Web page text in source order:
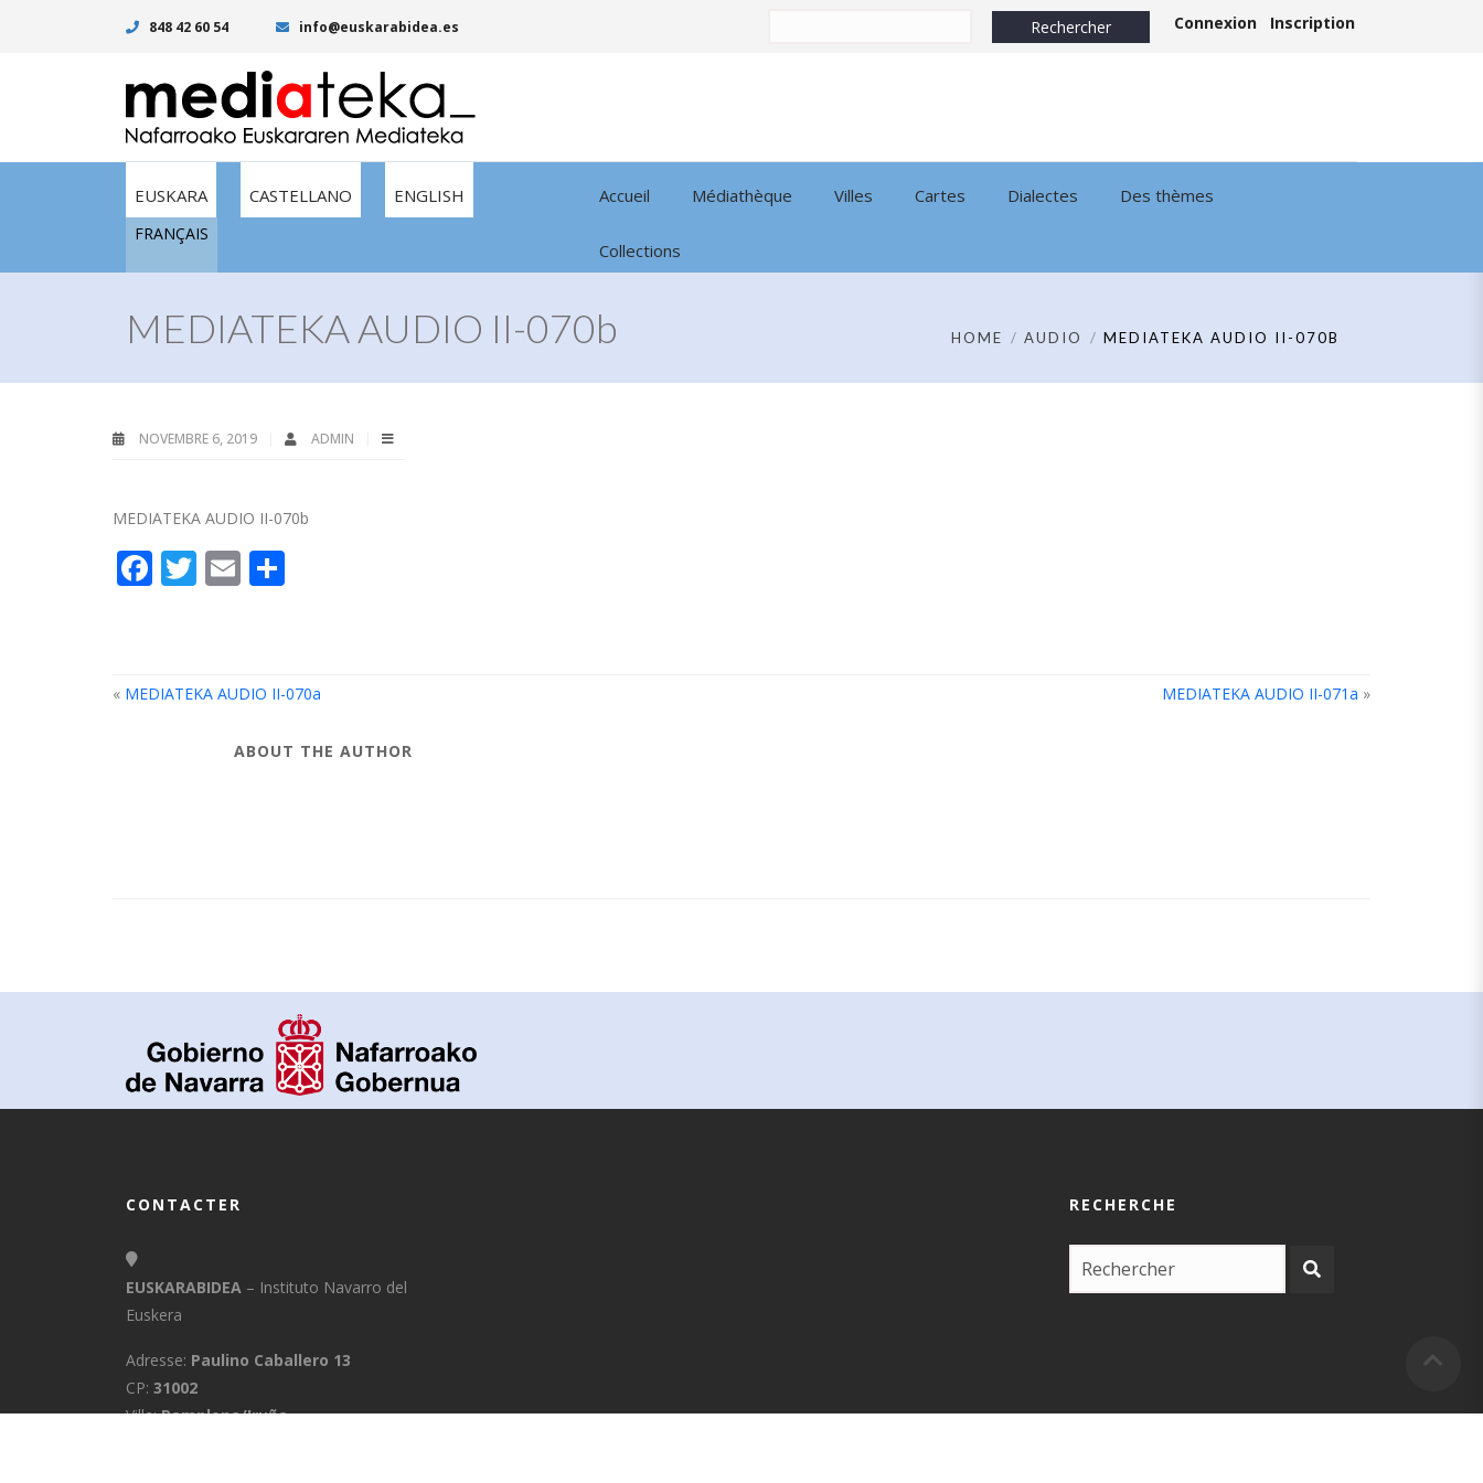
848 42 60 54 info@euskarabidea.es Connexion Inscription
EUSKARA CASTELLANO ENGLISH
FRANÇAIS
Accueil Médiathèque Villes Cartes Dialectes Des thèmes
Collections
MEDIATEKA AUDIO II-070b HOME AUDIO MEDIATEKA AUDIO II-070B
NOVEMBRE 6, 2019 ADMIN
MEDIATEKA AUDIO II-070b
Facebook
Twitter
Email
« MEDIATEKA AUDIO II-070a MEDIATEKA AUDIO II-071a »
ABOUT THE AUTHOR
CONTACTER
EUSKARABIDEA – Instituto Navarro del
Euskera
Adresse: Paulino Caballero 13
CP: 31002
Ville:Pamplona/Iruña
RECHERCHE